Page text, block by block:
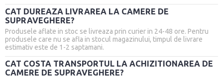
CAT DUREAZA LIVRAREA LA CAMERE DE
SUPRAVEGHERE?
Produsele aflate in stoc se livreaza prin curier in 24-48 ore. Pentru
produsele care nu se afla in stocul magazinului, timpul de livrare
estimativ este de 1-2 saptamani.
CAT COSTA TRANSPORTUL LA ACHIZITIONAREA DE
CAMERE DE SUPRAVEGHERE?